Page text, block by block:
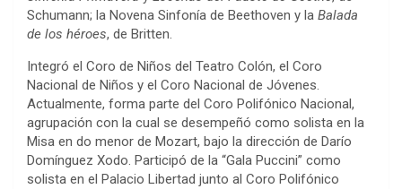
Schumann; la Novena Sinfonía de Beethoven y la Balada
de los héroes, de Britten.
Integró el Coro de Niños del Teatro Colón, el Coro
Nacional de Niños y el Coro Nacional de Jóvenes.
Actualmente, forma parte del Coro Polifónico Nacional,
agrupación con la cual se desempeñó como solista en la
Misa en do menor de Mozart, bajo la dirección de Darío
Domínguez Xodo. Participó de la “Gala Puccini” como
solista en el Palacio Libertad junto al Coro Polifónico